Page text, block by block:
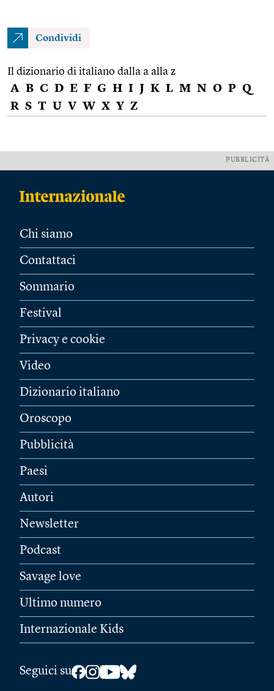
Condividi
Il dizionario di italiano dalla a alla z
A B C D E F G H I J K L M N O P Q
R S T U V W X Y Z
PUBBLICITÀ
Chi siamo
Contattaci
Sommario
Festival
Privacy e cookie
Video
Dizionario italiano
Oroscopo
Pubblicità
Paesi
Autori
Newsletter
Podcast
Savage love
Ultimo numero
Internazionale Kids
Seguici su